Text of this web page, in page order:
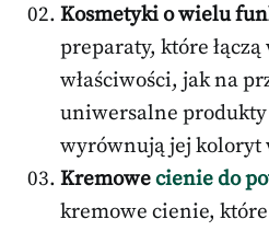
Kosmetyki o wielu
preparaty, które
właściwości, jak na
uniwersalne
wyrównują jej koloryt
Kremowecienie do
kremowe cienie, które